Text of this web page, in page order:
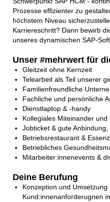
Prozesse effizienter zu
höchstem Niveau
Karriereschritt? Dann bewirb
unseres dynamischen SAP-
Unser #mehrwert für
Gleitzeit ohne Kernzeit
Telearbeit als Teil unserer
Familienfreundliche
Fachliche und persönliche
Dienstlaptop & -handy
Kollegiales Miteinander
Jobticket & gute
Betriebsrestaurant &
Betriebliches
Mitarbeiter:innenevents &
Deine Berufung
Konzeption und Umsetzung
Kund:innenanforderugnen